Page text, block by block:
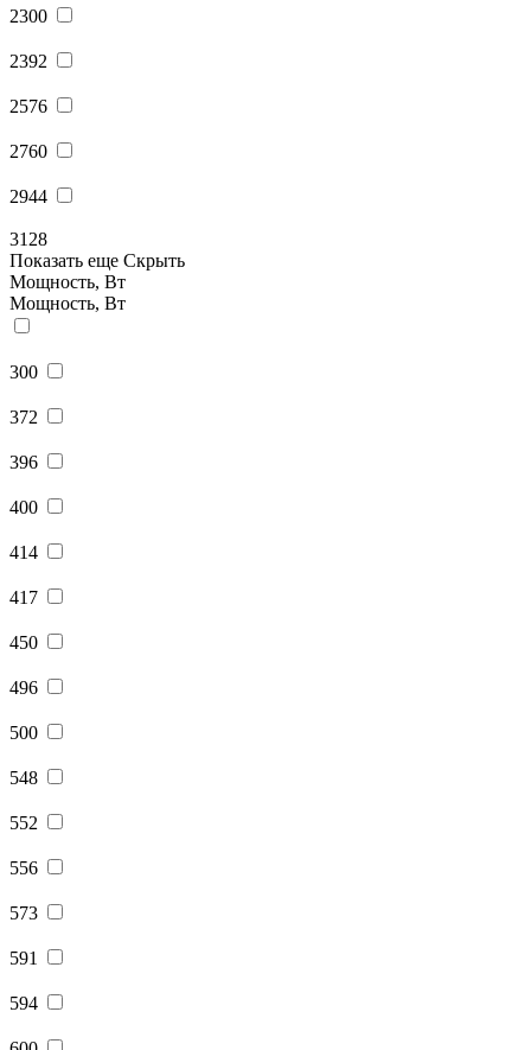
2300
2392
2576
2760
2944
3128
Показать еще Скрыть
Мощность, Вт
Мощность, Вт
300
372
396
400
414
417
450
496
500
548
552
556
573
591
594